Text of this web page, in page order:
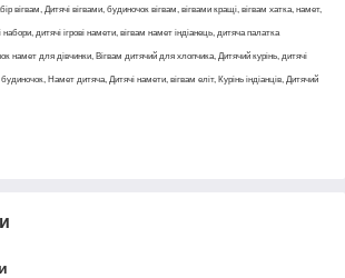
вігвам, Дитячі вігвами, будиночок вігвам, вігвами кращі, вігвам хатка, намет,
набори, дитячі ігрові намети, вігвам намет індіанець, дитяча палатка
намет для дівчинки, Вігвам дитячий для хлопчика, Дитячий курінь, дитячі
Намет дитяча, Дитячі намети, вігвам еліт, Курінь індіанців, Дитячий